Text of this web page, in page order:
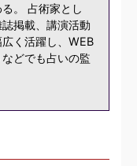
。 占術家とし
掲載、講演活動
く活躍し、WEB
どでも占いの監